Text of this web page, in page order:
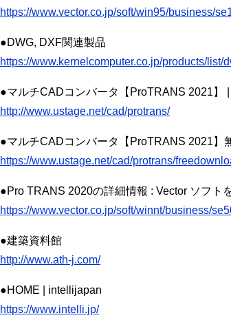
https://www.vector.co.jp/soft/win95/business/
●DWG, DXF関連製品
https://www.kernelcomputer.co.jp/products/list/
●マルチCADコンバータ【ProTRANS 2021】
http://www.ustage.net/cad/protrans/
●マルチCADコンバータ【ProTRANS 2021】
https://www.ustage.net/cad/protrans/
●Pro TRANS 2020の詳細情報 : Vector ソフト
https://www.vector.co.jp/soft/winnt/business/
●建築資料館
http://www.ath-j.com/
●HOME | intellijapan
https://www.intelli.jp/